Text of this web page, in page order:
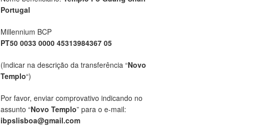
Portugal
Millennium BCP
PT50 0033 0000 45313984367 05
(Indicar na descrição da transferência “Novo
Templo“)
Por favor, enviar comprovativo indicando no
assunto “Novo Templo” para o e-mail:
ibpslisboa@gmail.com